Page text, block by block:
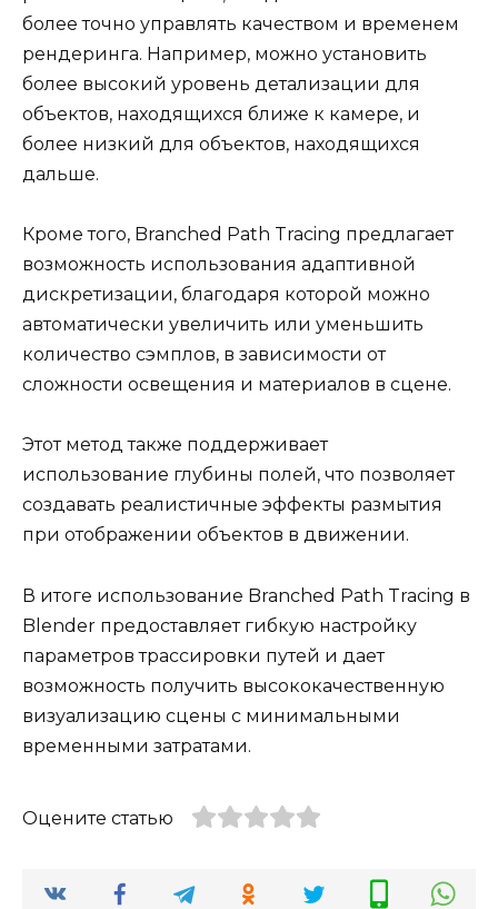
более точно управлять качеством и временем
рендеринга. Например, можно установить
более высокий уровень детализации для
объектов, находящихся ближе к камере, и
более низкий для объектов, находящихся
дальше.
Кроме того, Branched Path Tracing предлагает
возможность использования адаптивной
дискретизации, благодаря которой можно
автоматически увеличить или уменьшить
количество сэмплов, в зависимости от
сложности освещения и материалов в сцене.
Этот метод также поддерживает
использование глубины полей, что позволяет
создавать реалистичные эффекты размытия
при отображении объектов в движении.
В итоге использование Branched Path Tracing в
Blender предоставляет гибкую настройку
параметров трассировки путей и дает
возможность получить высококачественную
визуализацию сцены с минимальными
временными затратами.
Оцените статью